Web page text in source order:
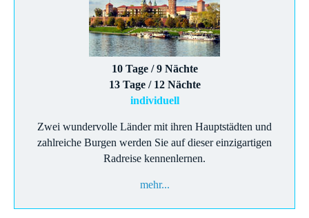
10 Tage / 9 Nächte
13 Tage / 12 Nächte
individuell
Zwei wundervolle Länder mit ihren Hauptstädten und
zahlreiche Burgen werden Sie auf dieser einzigartigen
Radreise kennenlernen.
mehr...